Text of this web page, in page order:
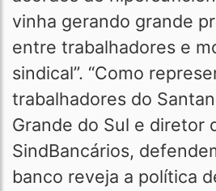
vinha gerando grande
entre trabalhadores e
sindical”. “Como
trabalhadores do
Grande do Sul e diretor
SindBancários,
banco reveja a política